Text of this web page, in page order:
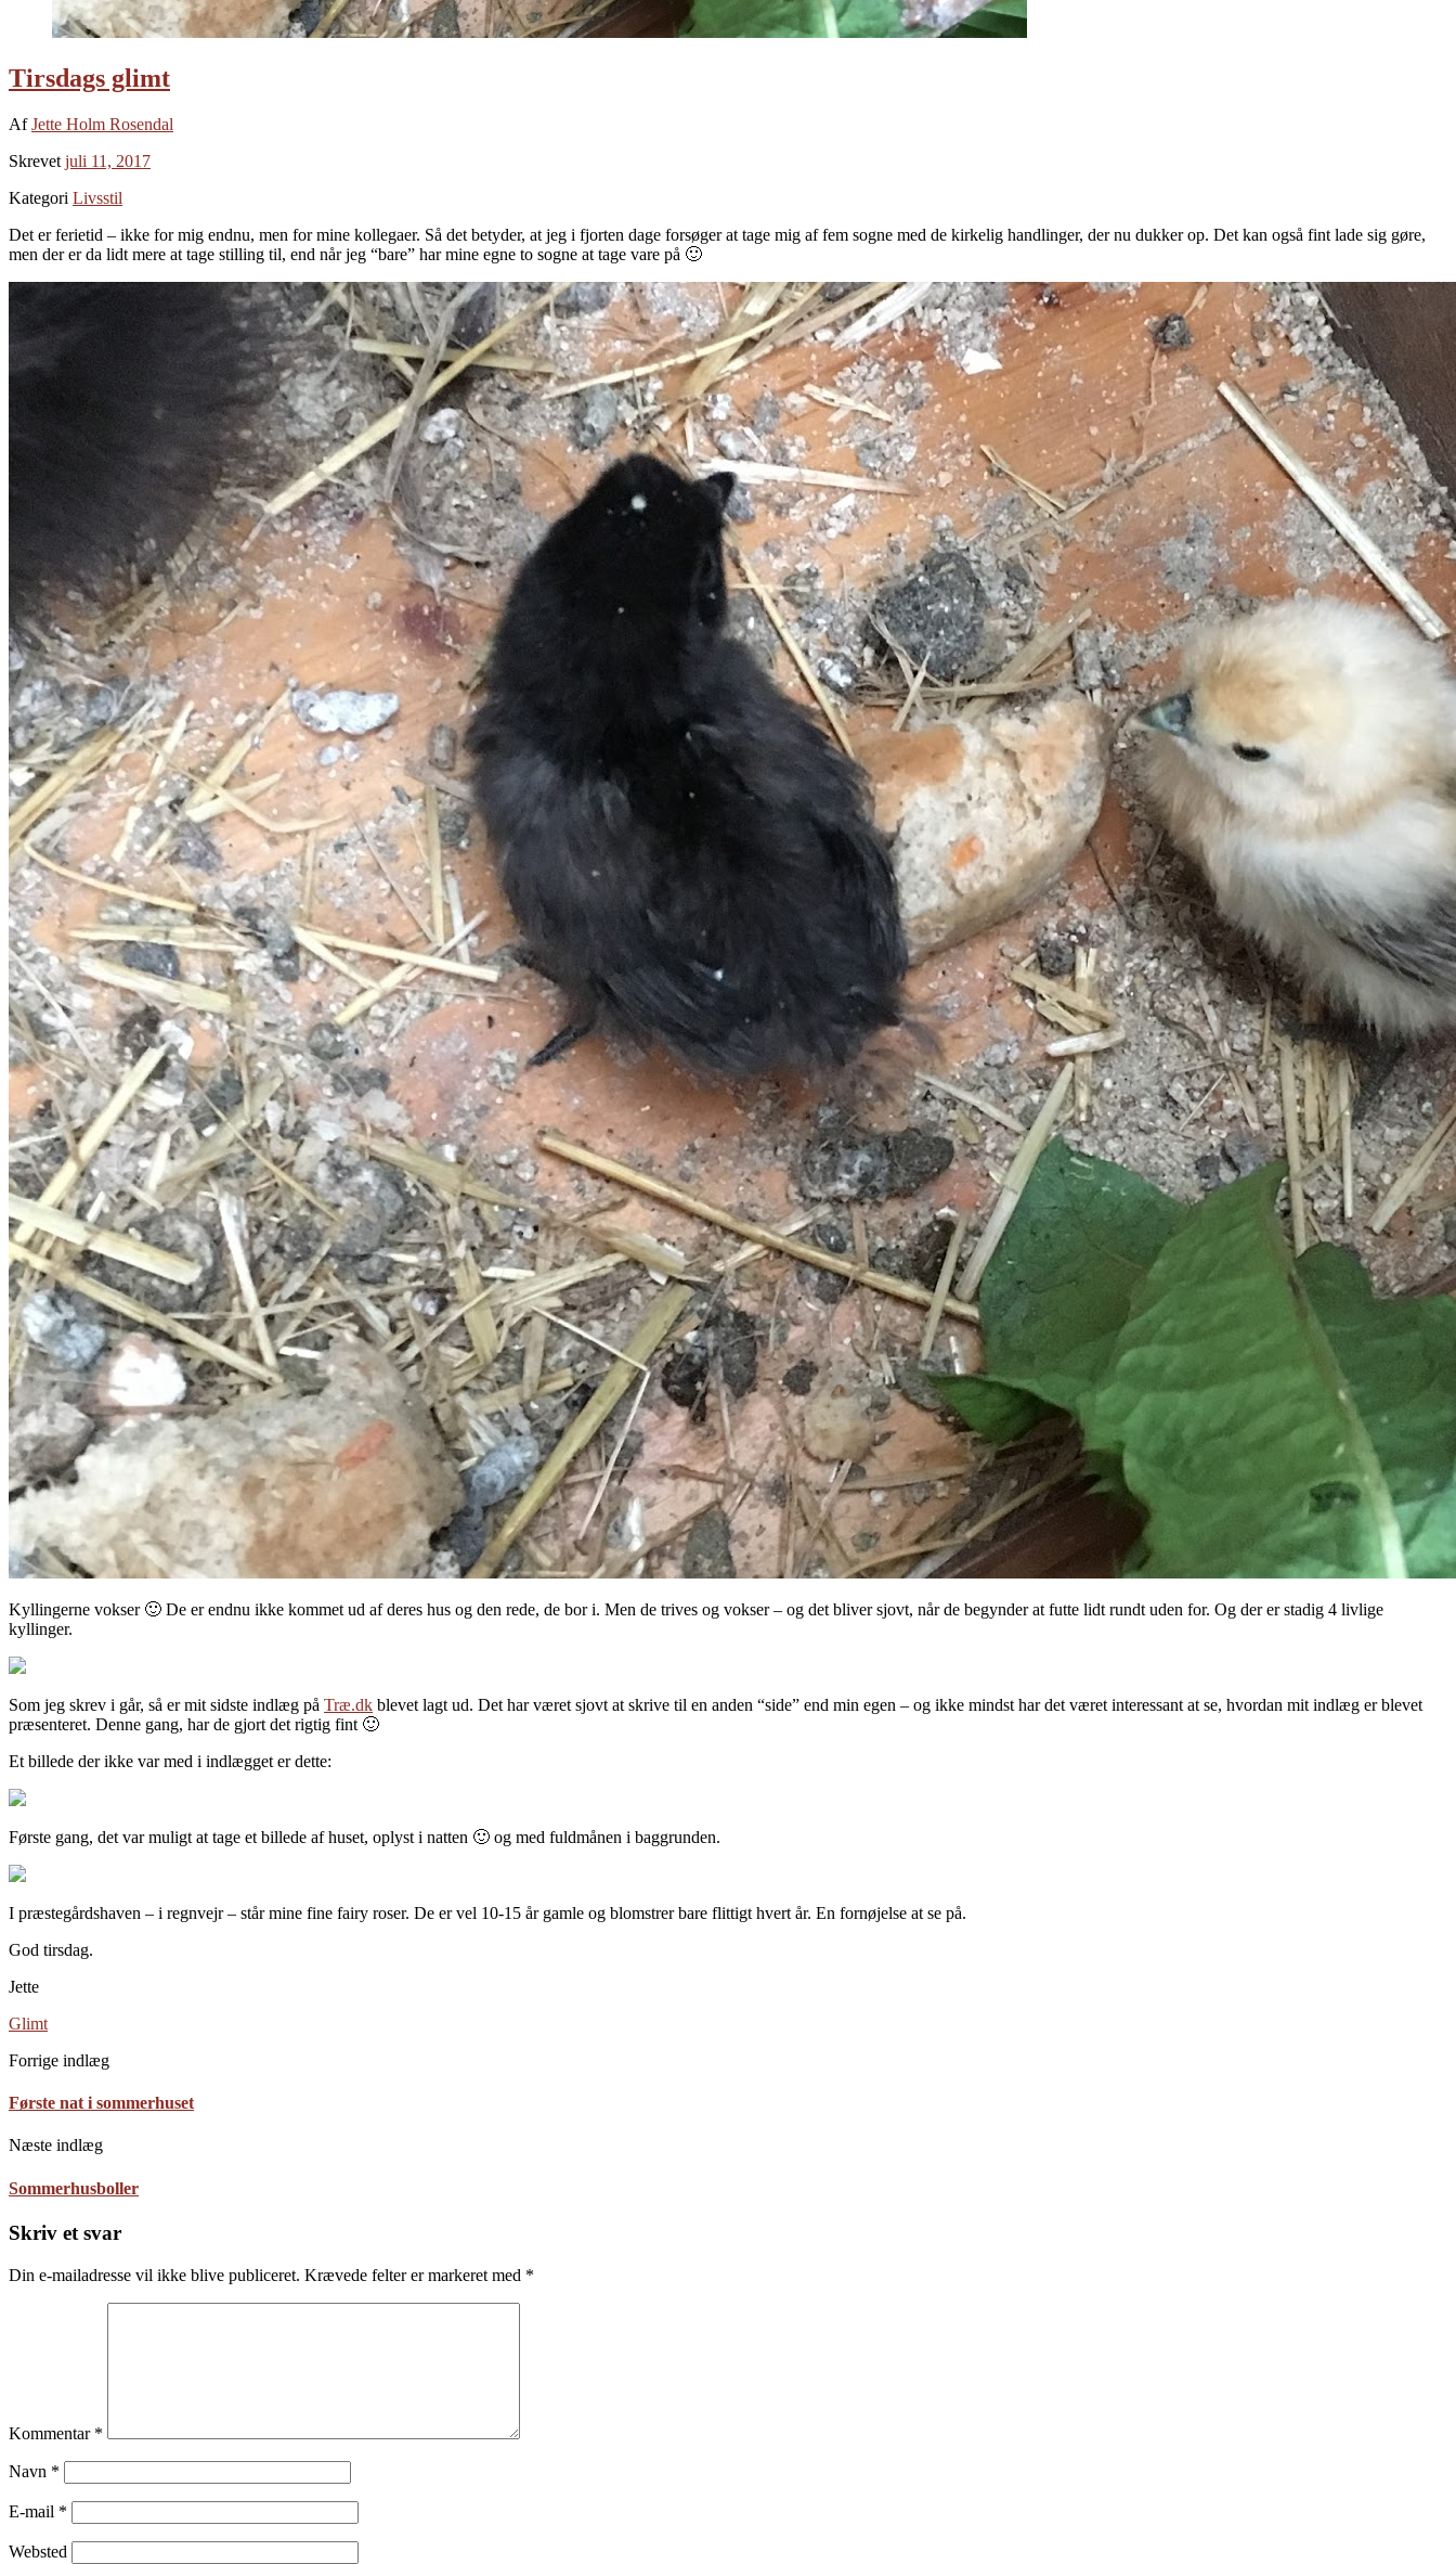
Tirsdags glimt
AfJette Holm Rosendal
Skrevet juli 11, 2017
Kategori Livsstil
Det er ferietid – ikke for mig endnu, men for mine kollegaer. Så det betyder, at jeg i fjorten dage forsøger at tage mig af fem sogne med de kirkelig handlinger, der nu dukker op. Det kan også fint lade sig gøre,
men der er da lidt mere at tage stilling til, end når jeg “bare” har mine egne to sogne at tage vare på 🙂
Kyllingerne vokser 🙂 De er endnu ikke kommet ud af deres hus og den rede, de bor i. Men de trives og vokser – og det bliver sjovt, når de begynder at futte lidt rundt uden for. Og der er stadig 4 livlige
kyllinger.
Som jeg skrev i går, så er mit sidste indlæg på Træ.dk blevet lagt ud. Det har været sjovt at skrive til en anden “side” end min egen – og ikke mindst har det været interessant at se, hvordan mit indlæg er blevet
præsenteret. Denne gang, har de gjort det rigtig fint 🙂
Et billede der ikke var med i indlægget er dette:
Første gang, det var muligt at tage et billede af huset, oplyst i natten 🙂 og med fuldmånen i baggrunden.
I præstegårdshaven – i regnvejr – står mine fine fairy roser. De er vel 10-15 år gamle og blomstrer bare flittigt hvert år. En fornøjelse at se på.
God tirsdag.
Jette
Glimt
Forrige indlæg
Første nat i sommerhuset
Næste indlæg
Sommerhusboller
Skriv et svar
Din e-mailadresse vil ikke blive publiceret. Krævede felter er markeret med *
Kommentar *
Navn *
E-mail *
Websted